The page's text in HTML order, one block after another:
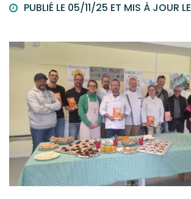
PUBLIÉ LE 05/11/25 ET MIS À JOUR LE